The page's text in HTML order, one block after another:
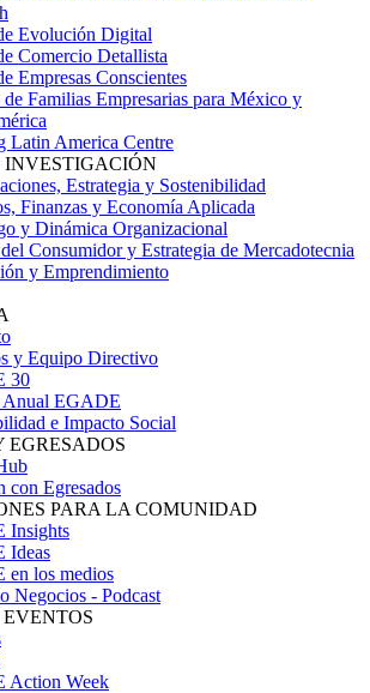
Evolución Digital
Comercio Detallista
Empresas Conscientes
Familias Empresarias para México y
Latin America Centre
INVESTIGACIÓN
Estrategia y Sostenibilidad
Finanzas y Economía Aplicada
y Dinámica Organizacional
Consumidor y Estrategia de Mercadotecnia
y Emprendimiento
y Equipo Directivo
30
Anual EGADE
e Impacto Social
EGRESADOS
con Egresados
PARA LA COMUNIDAD
Insights
Ideas
en los medios
Negocios - Podcast
Action Week